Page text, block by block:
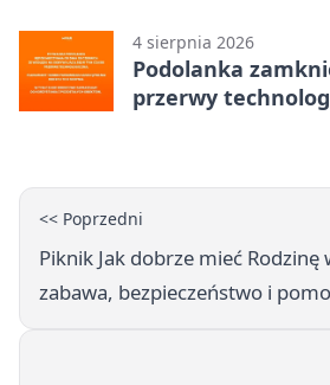
4 sierpnia 2026
Podolanka
przerwy
<< Poprzedni
Piknik Jak dobrze mieć Rodzinę
zabawa, bezpieczeństwo i